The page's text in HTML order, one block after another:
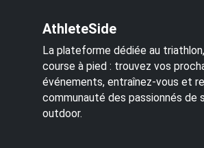
AthleteSide
La plateforme dédiée au
course à pied : trouvez vos
événements, entraînez-vous et
communauté des passionnés de
outdoor.